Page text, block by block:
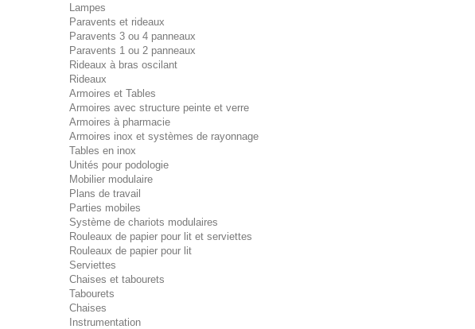
Lampes
Paravents et rideaux
Paravents 3 ou 4 panneaux
Paravents 1 ou 2 panneaux
Rideaux à bras oscilant
Rideaux
Armoires et Tables
Armoires avec structure peinte et verre
Armoires à pharmacie
Armoires inox et systèmes de rayonnage
Tables en inox
Unités pour podologie
Mobilier modulaire
Plans de travail
Parties mobiles
Système de chariots modulaires
Rouleaux de papier pour lit et serviettes
Rouleaux de papier pour lit
Serviettes
Chaises et tabourets
Tabourets
Chaises
Instrumentation